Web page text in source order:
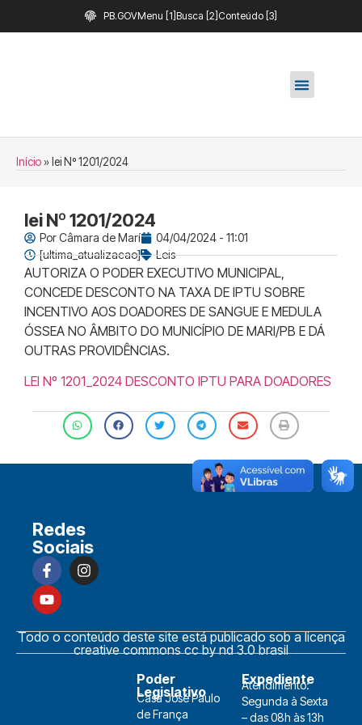
PB.GOVMenu [1] Busca [2] Conteúdo [3]
Início» lei Nº 1201/2024
lei Nº 1201/2024
PorCâmara de Marí
04/04/2024 - 11:01
[ultima_atualizacao]
Leis
AUTORIZA O PODER EXECUTIVO MUNICIPAL,
CONCEDE DESCONTO NA TAXA DE IPTU SOBRE
INCENTIVO AOS DOADORES DE SANGUE E MEDULA
ÓSSEA NO ÂMBITO DO MUNICÍPIO DE MARI/PB E DÁ
OUTRAS PROVIDÊNCIAS.
LEI Nº 1201_2024 DESCONTO IPTU PARA DOADORES
Redes
Sociais
Todo o conteúdo deste site está publicado sob a licença
creative commons cc by nd 3.0 brasil
Poder
Legislativo
Casa José Paulo
de França
Expediente
Atendimento:
Segunda à Sexta
– das 08h às 13h